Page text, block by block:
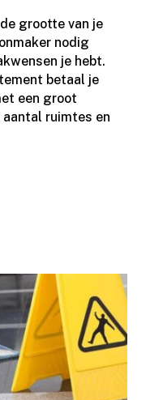
grootte van je
nodig
je hebt.​
betaal je
een groot
ruimtes en